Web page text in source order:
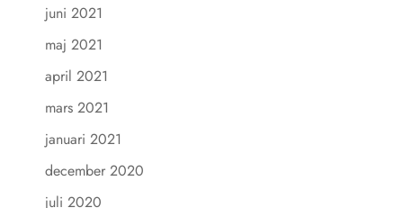
juni 2021
maj 2021
april 2021
mars 2021
januari 2021
december 2020
juli 2020